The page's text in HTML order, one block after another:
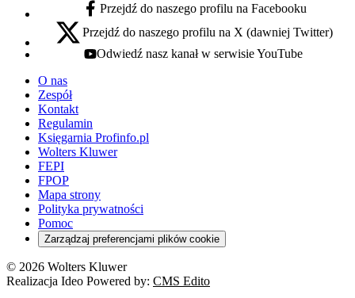
facebook - otwiera się w nowej karcie
Przejdź do naszego profilu na Facebooku
x - otwiera się w nowej karcie
Przejdź do naszego profilu na X (dawniej Twitter)
youtube - otwiera się w nowej karcie
Odwiedź nasz kanał w serwisie YouTube
O nas
Zespół
Kontakt
Regulamin
Księgarnia Profinfo.pl
Wolters Kluwer
FEPI
FPOP
Mapa strony
Polityka prywatności
Pomoc
Zarządzaj preferencjami plików cookie
© 2026 Wolters Kluwer
Realizacja Ideo Powered by: CMS Edito